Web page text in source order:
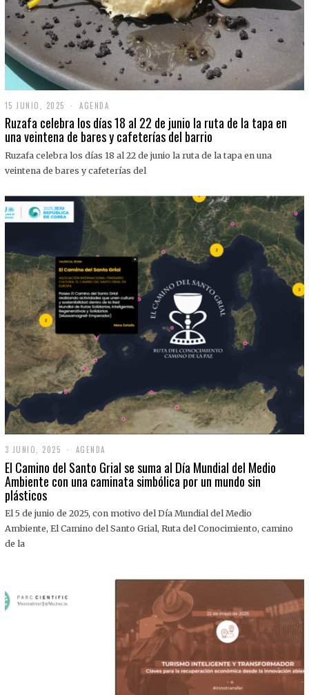
15 JUNIO, 2025
J
U
I
O
0
2
5
AGENDA
Ruzafa celebra los días 18 al 22 de junio la ruta de la tapa en
una veintena de bares y cafeterías del barrio
Ruzafa celebra los días 18 al 22 de junio la ruta de la tapa en una
veintena de bares y cafeterías del
3 JUNIO, 2025
J
U
N
,
0
AGENDA
El Camino del Santo Grial se suma al Día Mundial del Medio
Ambiente con una caminata simbólica por un mundo sin
plásticos
El 5 de junio de 2025, con motivo del Día Mundial del Medio
Ambiente, El Camino del Santo Grial, Ruta del Conocimiento, camino
de la